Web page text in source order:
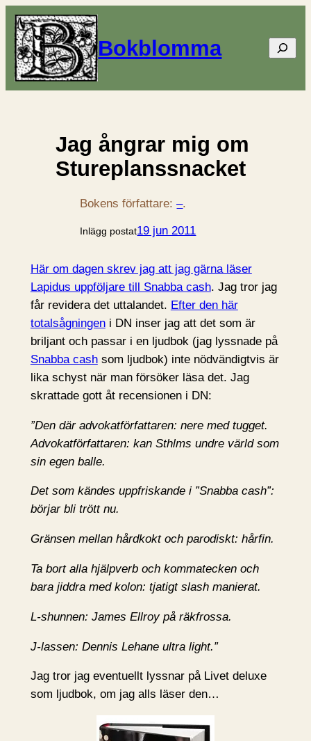
Bokblomma Sök
Jag ångrar mig om
Stureplanssnacket
Bokens författare:–.
Inlägg postat19 jun 2011
Här om dagen skrev jag att jag gärna läser
Lapidus uppföljare till Snabba cash. Jag tror jag
får revidera det uttalandet. Efter den här
totalsågningeni DN inser jag att det som är
briljant och passar i en ljudbok (jag lyssnade på
Snabba cashsom ljudbok) inte nödvändigtvis är
lika schyst när man försöker läsa det. Jag
skrattade gott åt recensionen i DN:
”Den där advokatförfattaren: nere med tugget.
Advokatförfattaren: kan Sthlms undre värld som
sin egen balle.
Det som kändes uppfriskande i ”Snabba cash”:
börjar bli trött nu.
Gränsen mellan hårdkokt och parodiskt: hårfin.
Ta bort alla hjälpverb och kommatecken och
bara jiddra med kolon: tjatigt slash manierat.
L-shunnen: James Ellroy på räkfrossa.
J-lassen: Dennis Lehane ultra light.”
Jag tror jag eventuellt lyssnar på Livet deluxe
som ljudbok, om jag alls läser den…